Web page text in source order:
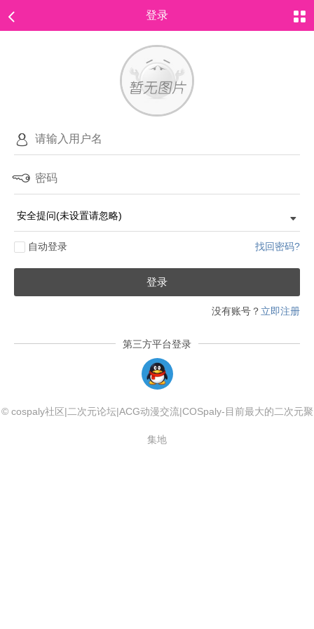
登录
自动登录 找回密码?
登录
没有账号？ 立即注册
第三方平台登录
© cospaly社区|二次元论坛|ACG动漫交流|COSpaly-目前最大的二次元聚
集地